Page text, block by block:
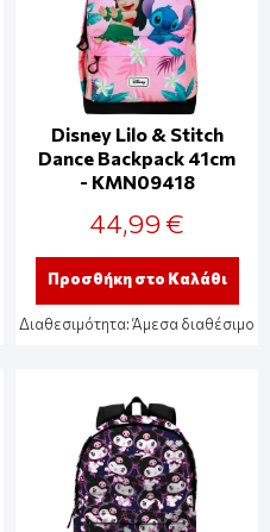
Disney Lilo & Stitch
Dance Backpack 41cm
- KMN09418
44,99 €
Προσθήκη στο Καλάθι
Διαθεσιμότητα:Άμεσα διαθέσιμο